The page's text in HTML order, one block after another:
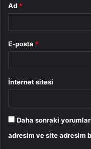
Ad *
E-posta *
İnternet sitesi
Daha sonraki
adresim ve site adresim